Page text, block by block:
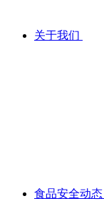
关于我们
食品安全动态